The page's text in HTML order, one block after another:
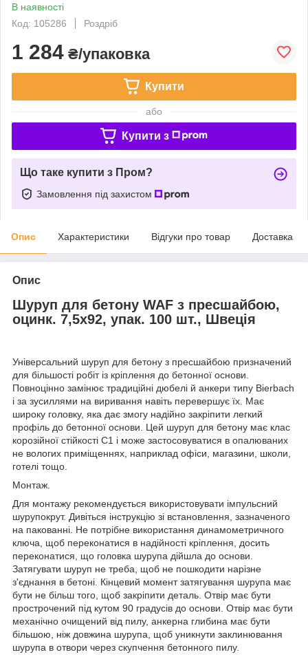
В наявності
Код: 105286
Роздріб
1 284 ₴/упаковка
Купити
або
Купити з
Що таке купити з Пром?
Замовлення під захистом
Опис Характеристики Відгуки про товар Доставка
Опис
Шуруп для бетону WAF з пресшайбою,
оцинк. 7,5х92, упак. 100 шт., Швеція
Універсальний шуруп для бетону з пресшайбою призначений
для більшості робіт із кріплення до бетонної основи.
Повноцінно замінює традиційні дюбелі й анкери типу Bierbach
і за зусиллями на виривання навіть перевершує їх. Має
широку головку, яка дає змогу надійно закріпити легкий
профіль до бетонної основи. Цей шуруп для бетону має клас
корозійної стійкості С1 і може застосовуватися в опалюваних
не вологих приміщеннях, наприклад офіси, магазини, школи,
готелі тощо.
Монтаж.
Для монтажу рекомендується використовувати імпульсний
шурупокрут. Дивіться інструкцію зі встановлення, зазначеного
на пакованні. Не потрібне використання динамометричного
ключа, щоб переконатися в надійності кріплення, досить
переконатися, що головка шурупа дійшла до основи.
Затягувати шуруп не треба, щоб не пошкодити нарізне
з'єднання в бетоні. Кінцевий момент затягування шурупа має
бути не більш того, щоб закріпити деталь. Отвір має бути
прострочений під кутом 90 градусів до основи. Отвір має бути
механічно очищений від пилу, анкерна глибина має бути
більшою, ніж довжина шурупа, щоб уникнути заклинювання
шурупа в отвори через скупчення бетонного пилу.